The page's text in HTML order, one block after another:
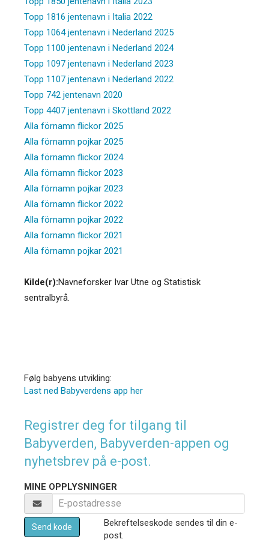
Topp 1816 jentenavn i Italia 2022
Topp 1064 jentenavn i Nederland 2025
Topp 1100 jentenavn i Nederland 2024
Topp 1097 jentenavn i Nederland 2023
Topp 1107 jentenavn i Nederland 2022
Topp 742 jentenavn 2020
Topp 4407 jentenavn i Skottland 2022
Alla förnamn flickor 2025
Alla förnamn pojkar 2025
Alla förnamn flickor 2024
Alla förnamn flickor 2023
Alla förnamn pojkar 2023
Alla förnamn flickor 2022
Alla förnamn pojkar 2022
Alla förnamn flickor 2021
Alla förnamn pojkar 2021
Kilde(r):Navneforsker Ivar Utne og Statistisk
sentralbyrå.
Følg babyens utvikling:
Last ned Babyverdens app her
Registrer deg for tilgang til
Babyverden, Babyverden-appen og
nyhetsbrev på e-post.
MINE OPPLYSNINGER
Send kode
Bekreftelseskode sendes til din e-
post.